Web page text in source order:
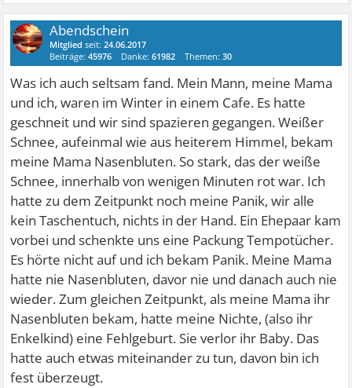
Abendschein
Mitglied seit:24.06.2017
Beiträge:45976 Danke:61982 Themen:30
Was ich auch seltsam fand. Mein Mann, meine Mama
und ich, waren im Winter in einem Cafe. Es hatte
geschneit und wir sind spazieren gegangen. Weißer
Schnee, aufeinmal wie aus heiterem Himmel, bekam
meine Mama Nasenbluten. So stark, das der weiße
Schnee, innerhalb von wenigen Minuten rot war. Ich
hatte zu dem Zeitpunkt noch meine Panik, wir alle
kein Taschentuch, nichts in der Hand. Ein Ehepaar kam
vorbei und schenkte uns eine Packung Tempotücher.
Es hörte nicht auf und ich bekam Panik. Meine Mama
hatte nie Nasenbluten, davor nie und danach auch nie
wieder. Zum gleichen Zeitpunkt, als meine Mama ihr
Nasenbluten bekam, hatte meine Nichte, (also ihr
Enkelkind) eine Fehlgeburt. Sie verlor ihr Baby. Das
hatte auch etwas miteinander zu tun, davon bin ich
fest überzeugt.